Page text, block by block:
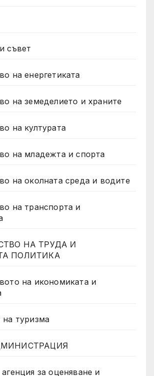
съвет
на енергетиката
на земеделието и храните
на културата
на младежта и спорта
на околната среда и водите
на транспорта и
НА ТРУДА И
ПОЛИТИКА
на икономиката и
туризма
за оценяване и